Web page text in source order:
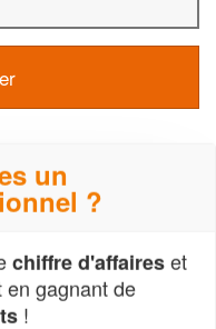
et
(36140)
un
?
chiffre d'affaireset
en gagnant de
!